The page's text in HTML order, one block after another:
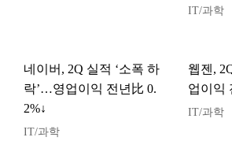
IT/과학
네이버, 2Q 실적 ‘소폭 하
락’…영업이익 전년比 0.
2%↓
IT/과학
웹젠,
업이익
IT/과학